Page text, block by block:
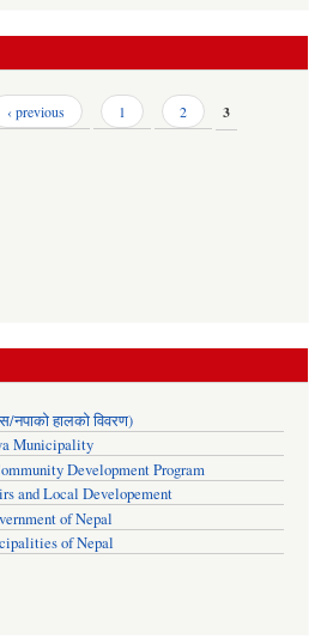
‹ previous 1 2 3
नपाको हालको विवरण)
Municipality
Development Program
and Local Developement
of Nepal
of Nepal